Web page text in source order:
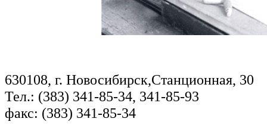
630108, г. Новосибирск,Станционная, 30
Тел.: (383) 341-85-34, 341-85-93
факс: (383) 341-85-34